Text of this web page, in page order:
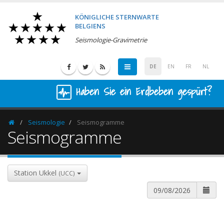
KÖNIGLICHE STERNWARTE
BELGIENS
Seismologie-Gravimetrie
DE EN FR NL
Haben Sie ein Erdbeben gespürt?
HomepageSeismologie Seismogramme
Seismogramme
Station Ukkel (UCC)